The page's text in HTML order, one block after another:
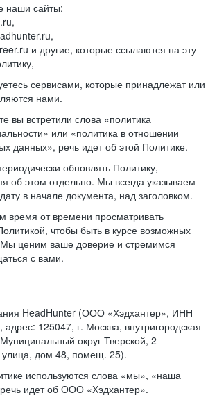
наши сайты:
и другие, которые ссылаются на эту
сервисами, которые принадлежат или
нами.
вы встретили слова «политика
или «политика в отношении
данных», речь идет об этой Политике.
обновлять Политику,
об этом отдельно. Мы всегда указываем
в начале документа, над заголовком.
время от времени просматривать
чтобы быть в курсе возможных
ценим ваше доверие и стремимся
с вами.
HeadHunter (ООО «Хэдхантер», ИНН
125047, г. Москва, внутригородская
округ Тверской, 2-
улица, дом 48, помещ. 25).
используются слова «мы», «наша
идет об ООО «Хэдхантер».